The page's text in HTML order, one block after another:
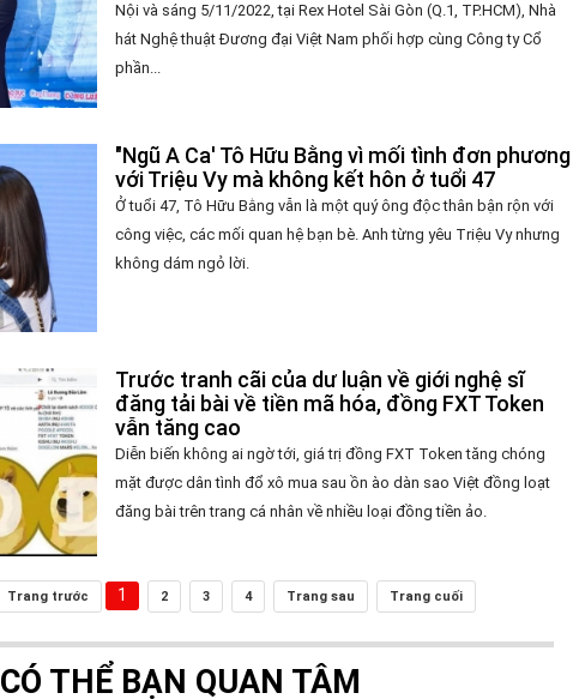
Nội và sáng 5/11/2022, tại Rex Hotel Sài Gòn (Q.1, TP.HCM), Nhà
hát Nghệ thuật Đương đại Việt Nam phối hợp cùng Công ty Cổ
phần...
"Ngũ A Ca' Tô Hữu Bằng vì mối tình đơn phương
với Triệu Vy mà không kết hôn ở tuổi 47
Ở tuổi 47, Tô Hữu Bằng vẫn là một quý ông độc thân bận rộn với
công việc, các mối quan hệ bạn bè. Anh từng yêu Triệu Vy nhưng
không dám ngỏ lời.
Trước tranh cãi của dư luận về giới nghệ sĩ
đăng tải bài về tiền mã hóa, đồng FXT Token
vẫn tăng cao
Diễn biến không ai ngờ tới, giá trị đồng FXT Token tăng chóng
mặt được dân tình đổ xô mua sau ồn ào dàn sao Việt đồng loạt
đăng bài trên trang cá nhân về nhiều loại đồng tiền ảo.
Trang trước 1 2 3 4 Trang sau Trang cuối
CÓ THỂ BẠN QUAN TÂM